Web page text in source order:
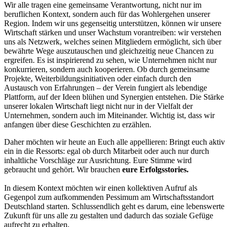
Wir alle tragen eine gemeinsame Verantwortung, nicht nur im
beruflichen Kontext, sondern auch für das Wohlergehen unserer
Region. Indem wir uns gegenseitig unterstützen, können wir unsere
Wirtschaft stärken und unser Wachstum vorantreiben: wir verstehen
uns als Netzwerk, welches seinen Mitgliedern ermöglicht, sich über
bewährte Wege auszutauschen und gleichzeitig neue Chancen zu
ergreifen. Es ist inspirierend zu sehen, wie Unternehmen nicht nur
konkurrieren, sondern auch kooperieren. Ob durch gemeinsame
Projekte, Weiterbildungsinitiativen oder einfach durch den
Austausch von Erfahrungen – der Verein fungiert als lebendige
Plattform, auf der Ideen blühen und Synergien entstehen. Die Stärke
unserer lokalen Wirtschaft liegt nicht nur in der Vielfalt der
Unternehmen, sondern auch im Miteinander. Wichtig ist, dass wir
anfangen über diese Geschichten zu erzählen.
Daher möchten wir heute an Euch alle appellieren: Bringt euch aktiv
ein in die Ressorts: egal ob durch Mitarbeit oder auch nur durch
inhaltliche Vorschläge zur Ausrichtung. Eure Stimme wird
gebraucht und gehört. Wir brauchen eure Erfolgsstories.
In diesem Kontext möchten wir einen kollektiven Aufruf als
Gegenpol zum aufkommenden Pessimum am Wirtschaftsstandort
Deutschland starten. Schlussendlich geht es darum, eine lebenswerte
Zukunft für uns alle zu gestalten und dadurch das soziale Gefüge
aufrecht zu erhalten.